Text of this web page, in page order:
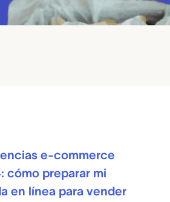
e-commerce
cómo preparar mi
en línea para vender